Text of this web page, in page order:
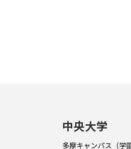
中央大学
多摩キャンパス（学